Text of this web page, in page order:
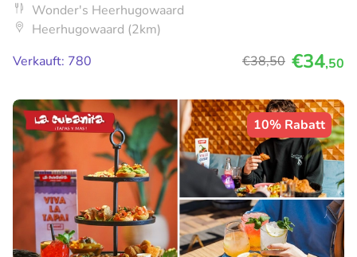
Wonder's Heerhugowaard
Heerhugowaard (2km)
Verkauft: 780
€38,50 €34,50
10% Rabatt